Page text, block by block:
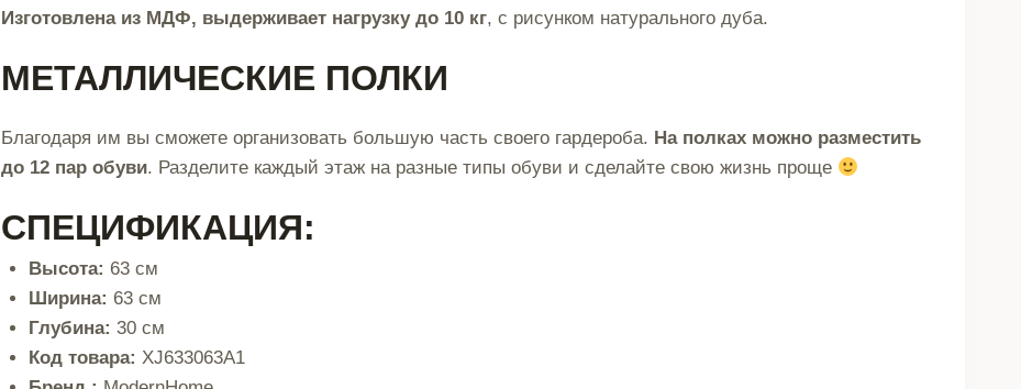
Изготовлена из МДФ, выдерживает нагрузку до 10 кг, с рисунком натурального дуба.
МЕТАЛЛИЧЕСКИЕ ПОЛКИ
Благодаря им вы сможете организовать большую часть своего гардероба. На полках можно разместить
до 12 пар обуви. Разделите каждый этаж на разные типы обуви и сделайте свою жизнь проще
СПЕЦИФИКАЦИЯ:
Высота: 63 см
Ширина: 63 см
Глубина:30 см
Код товара: XJ633063A1